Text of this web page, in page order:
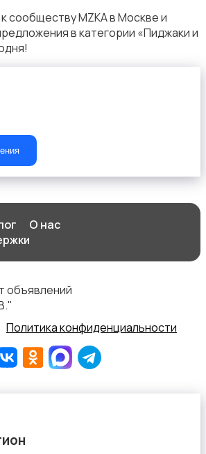
сообществу MZKA в Москве и
в категории «Пиджаки и
О нас
объявлений
Политика конфиденциальности